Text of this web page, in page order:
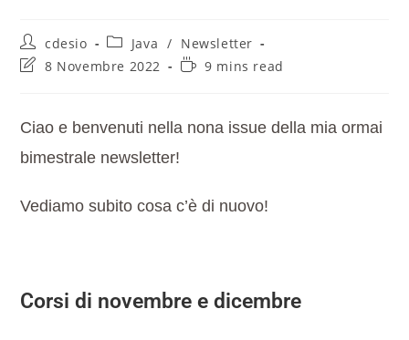
cdesio Java / Newsletter
8 Novembre 2022
9 mins read
Ciao e benvenuti nella nona issue della mia ormai
bimestrale newsletter!
Vediamo subito cosa c’è di nuovo!
Corsi di novembre e dicembre